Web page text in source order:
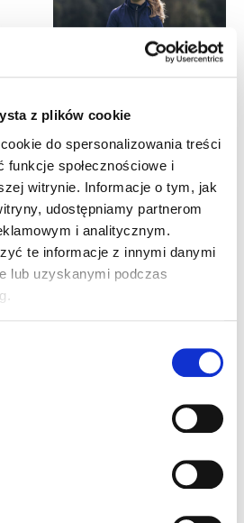
z plików cookie
do spersonalizowania treści
funkcje społecznościowe i
witrynie. Informacje o tym, jak
udostępniamy partnerom
i analitycznym.
te informacje z innymi danymi
lub uzyskanymi podczas
LA PUSH PRO JACKET
JUNIOR
429,00ZŁ Z VAT
VIRTUE POLO SOLID